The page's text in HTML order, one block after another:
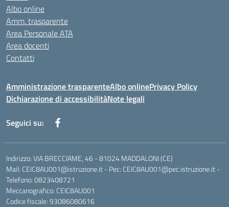
Albo online
Amm. trasparente
Area Personale ATA
Area docenti
Contatti
Amministrazione trasparenteAlbo onlinePrivacy Policy
Dichiarazione di accessibilitàNote legali
Seguici su:
Indirizzo: VIA BRECCIAME, 46 - 81024 MADDALONI (CE)
Mail: CEIC8AU001@istruzione.it - Pec: CEIC8AU001@pec.istruzione.it -
Telefono: 0823408721
Meccanografico: CEIC8AU001
Codice fiscale: 93086080616